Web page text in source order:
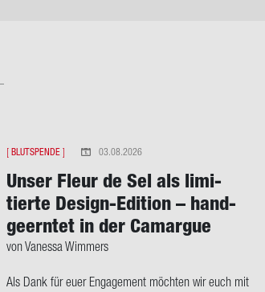
[ BLUTSPENDE ] 03.08.2026
Unser Fleur de Sel als li­mi­
tier­te Design-​Edition – hand­
ge­ern­tet in der Ca­mar­gue
von Va­nes­sa Wim­mers
Als Dank für euer En­ga­ge­ment möch­ten wir euch mit